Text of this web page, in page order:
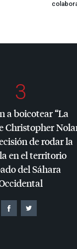
3
a boicotear “La
Christopher
de rodar la
en el territorio
del Sáhara